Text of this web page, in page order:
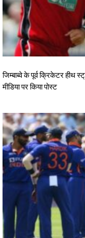
जिम्बाब्वे के पूर्व क्रिकेटर हीथ
मीडिया पर किया पोस्ट